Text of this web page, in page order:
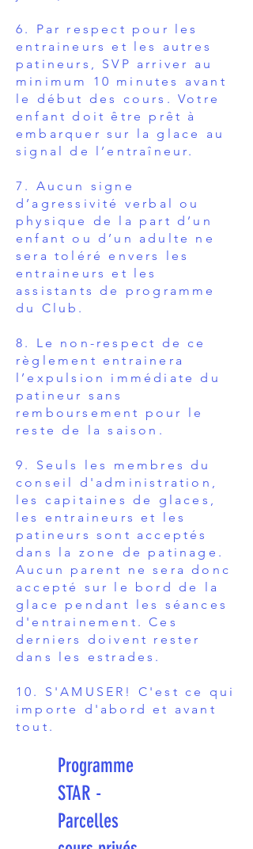
6. Par respect pour les
entraineurs et les autres
patineurs, SVP arriver au
minimum 10 minutes avant
le début des cours. Votre
enfant doit être prêt à
embarquer sur la glace au
signal de l’entraîneur.
7. Aucun signe
d’agressivité verbal ou
physique de la part d’un
enfant ou d’un adulte ne
sera toléré envers les
entraineurs et les
assistants de programme
du Club.
8. Le non-respect de ce
règlement entrainera
l’expulsion immédiate du
patineur sans
remboursement pour le
reste de la saison.
9. Seuls les membres du
conseil d'administration,
les capitaines de glaces,
les entraineurs et les
patineurs sont acceptés
dans la zone de patinage.
Aucun parent ne sera donc
accepté sur le bord de la
glace pendant les séances
d'entrainement. Ces
derniers doivent rester
dans les estrades.
10. S'AMUSER! C'est ce qui
importe d'abord et avant
tout.
Programme
STAR -
Parcelles